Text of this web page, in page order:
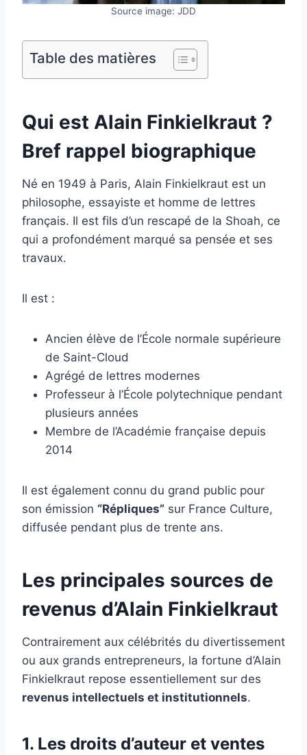
Source image: JDD
Table des matières
Qui est Alain Finkielkraut ?
Bref rappel biographique
Né en 1949 à Paris, Alain Finkielkraut est un
philosophe, essayiste et homme de lettres
français. Il est fils d’un rescapé de la Shoah, ce
qui a profondément marqué sa pensée et ses
travaux.
Il est :
Ancien élève de l’École normale supérieure
de Saint-Cloud
Agrégé de lettres modernes
Professeur à l’École polytechnique pendant
plusieurs années
Membre de l’Académie française depuis
2014
Il est également connu du grand public pour
son émission “Répliques” sur France Culture,
diffusée pendant plus de trente ans.
Les principales sources de
revenus d’Alain Finkielkraut
Contrairement aux célébrités du divertissement
ou aux grands entrepreneurs, la fortune d’Alain
Finkielkraut repose essentiellement sur des
revenus intellectuels et institutionnels.
1. Les droits d’auteur et ventes